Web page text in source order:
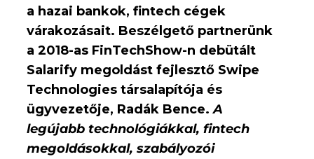
a hazai bankok, fintech cégek
várakozásait. Beszélgető partnerünk
a 2018-as FinTechShow-n debütált
Salarify megoldást fejlesztő Swipe
Technologies társalapítója és
ügyvezetője, Radák Bence.A
legújabb technológiákkal, fintech
megoldásokkal, szabályozói